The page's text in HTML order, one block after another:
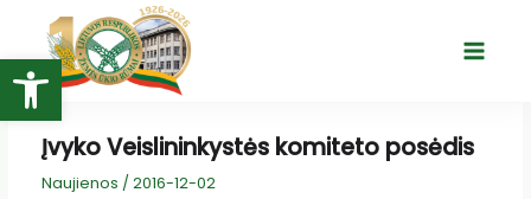
Open toolbar
turinio
Main
Įvyko Veislininkystės komiteto posėdis
Naujienos / 2016-12-02